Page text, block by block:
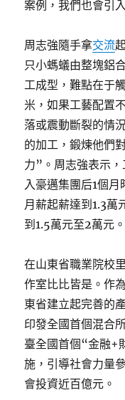
案例，我們也會引
周志強隨手拿交流
只小螞蟻由整塊鋁
工成型，難點在于
米，如果工藝配置
落或震動斷裂的情
的加工，鍛煉他們
力”。周志強表示
入豪邁集團后1個月
月薪起薪達到1.3萬
到1.5萬元至2萬元。
在山東省職業院校
作室比比皆是。作
東省建立起完善的
印發全國首個混合
臺全國首個“金融+
施，引導社會力量
會投資近百億元。